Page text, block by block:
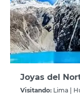
Joyas del
Visitando: Lima |